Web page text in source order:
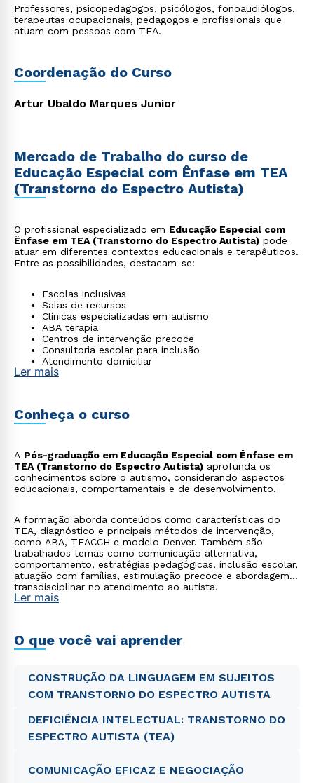
Professores, psicopedagogos, psicólogos, fonoaudiólogos,
terapeutas ocupacionais, pedagogos e profissionais que
atuam com pessoas com TEA.
Coordenação do Curso
Artur Ubaldo Marques Junior
Mercado de Trabalho do curso de
Educação Especial com Ênfase em TEA
(Transtorno do Espectro Autista)
O profissional especializado em Educação Especial com
Ênfase em TEA (Transtorno do Espectro Autista) pode
atuar em diferentes contextos educacionais e terapêuticos.
Entre as possibilidades, destacam-se:
Escolas inclusivas
Salas de recursos
Clínicas especializadas em autismo
ABA terapia
Centros de intervenção precoce
Consultoria escolar para inclusão
Atendimento domiciliar
Instituições voltadas a pessoas com autismo
Ler mais
Conheça o curso
A Pós-graduação em Educação Especial com Ênfase em
TEA (Transtorno do Espectro Autista) aprofunda os
conhecimentos sobre o autismo, considerando aspectos
educacionais, comportamentais e de desenvolvimento.
A formação aborda conteúdos como características do
TEA, diagnóstico e principais métodos de intervenção,
como ABA, TEACCH e modelo Denver. Também são
trabalhados temas como comunicação alternativa,
comportamento, estratégias pedagógicas, inclusão escolar,
atuação com famílias, estimulação precoce e abordagem
transdisciplinar no atendimento ao autista.
Ler mais
O que você vai aprender
CONSTRUÇÃO DA LINGUAGEM EM SUJEITOS
COM TRANSTORNO DO ESPECTRO AUTISTA
DEFICIÊNCIA INTELECTUAL: TRANSTORNO DO
ESPECTRO AUTISTA (TEA)
COMUNICAÇÃO EFICAZ E NEGOCIAÇÃO